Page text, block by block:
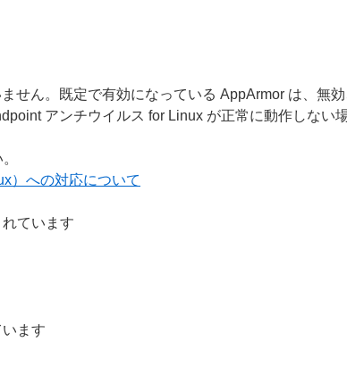
せん。既定で有効になっている AppArmor は、無
アンチウイルス for Linux が正常に動作しない
）への対応について
ています
ます